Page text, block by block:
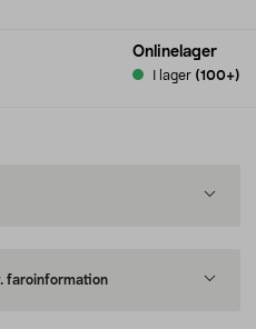
Onlinelager
I lager (100+)
faroinformation